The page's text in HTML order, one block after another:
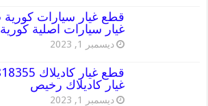
غيار سيارات اصلية كورية
ديسمبر 1, 2023
غيار كاديلاك رخيص
ديسمبر 1, 2023